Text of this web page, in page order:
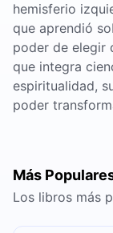
hemisferio
que aprendió
poder de elegir
que integra
espiritualidad,
poder
Más
Los libros más